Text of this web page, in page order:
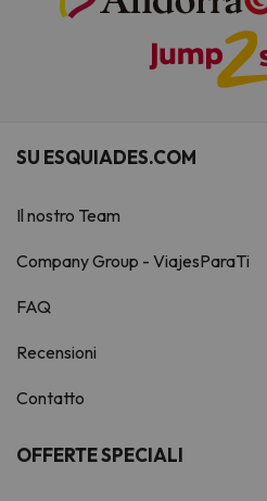
SU ESQUIADES.COM
Il nostro Team
Company Group - ViajesParaTi
FAQ
Recensioni
Contatto
OFFERTE SPECIALI